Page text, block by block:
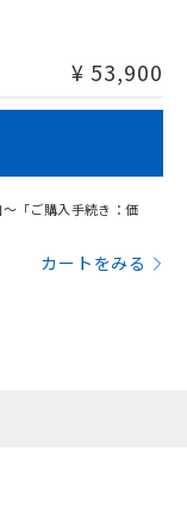
ます。
¥ 53,900
「ご購入手続き：価
カートをみる